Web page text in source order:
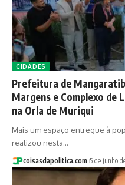
CIDADES
Prefeitura de
Margens e Complexo de
na Orla de Muriqui
Mais um espaço entregue à
realizou nesta…
coisasdapolitica.com 5 de junho